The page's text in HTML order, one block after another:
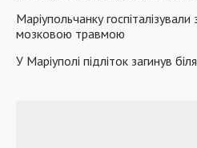
Маріупольчанку
мозковою травмою
У Маріуполі підліток загинув